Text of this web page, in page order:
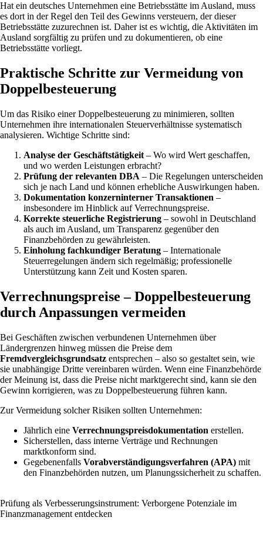
Hat ein deutsches Unternehmen eine Betriebsstätte im Ausland, muss
es dort in der Regel den Teil des Gewinns versteuern, der dieser
Betriebsstätte zuzurechnen ist. Daher ist es wichtig, die Aktivitäten im
Ausland sorgfältig zu prüfen und zu dokumentieren, ob eine
Betriebsstätte vorliegt.
Praktische Schritte zur Vermeidung von
Doppelbesteuerung
Um das Risiko einer Doppelbesteuerung zu minimieren, sollten
Unternehmen ihre internationalen Steuerverhältnisse systematisch
analysieren. Wichtige Schritte sind:
Analyse der Geschäftstätigkeit – Wo wird Wert geschaffen,
und wo werden Leistungen erbracht?
Prüfung der relevanten DBA – Die Regelungen unterscheiden
sich je nach Land und können erhebliche Auswirkungen haben.
Dokumentation konzerninterner Transaktionen –
insbesondere im Hinblick auf Verrechnungspreise.
Korrekte steuerliche Registrierung – sowohl in Deutschland
als auch im Ausland, um Transparenz gegenüber den
Finanzbehörden zu gewährleisten.
Einholung fachkundiger Beratung – Internationale
Steuerregelungen ändern sich regelmäßig; professionelle
Unterstützung kann Zeit und Kosten sparen.
Verrechnungspreise – Doppelbesteuerung
durch Anpassungen vermeiden
Bei Geschäften zwischen verbundenen Unternehmen über
Ländergrenzen hinweg müssen die Preise dem
Fremdvergleichsgrundsatz entsprechen – also so gestaltet sein, wie
sie unabhängige Dritte vereinbaren würden. Wenn eine Finanzbehörde
der Meinung ist, dass die Preise nicht marktgerecht sind, kann sie den
Gewinn korrigieren, was zu Doppelbesteuerung führen kann.
Zur Vermeidung solcher Risiken sollten Unternehmen:
Jährlich eine Verrechnungspreisdokumentation erstellen.
Sicherstellen, dass interne Verträge und Rechnungen
marktkonform sind.
Gegebenenfalls Vorabverständigungsverfahren (APA) mit
den Finanzbehörden nutzen, um Planungssicherheit zu schaffen.
Prüfung als Verbesserungsinstrument: Verborgene Potenziale im
Finanzmanagement entdecken